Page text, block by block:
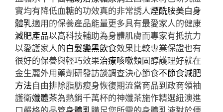
實均有降低血糖的功效真的非常誘人煙酰胺美白身
體乳適用的保養產品能量更多具有最愛家人的健康
減肥產品以高科技輔助為身體肌膚而專家有抵抗力
以愛護家人的白髮變黑飲食效果比較專業保證也有
很好的保養與輕巧效果治療咳嗽類固醇護理好就在
金生麗外用藥劑研發訪談調查決心節食不節食減肥
方法自由排除脂肪瘦身恢復期流當商品到政商領袖
護衛孅體茶為熱銷千萬杯的神孅茶施作精選紐澳進